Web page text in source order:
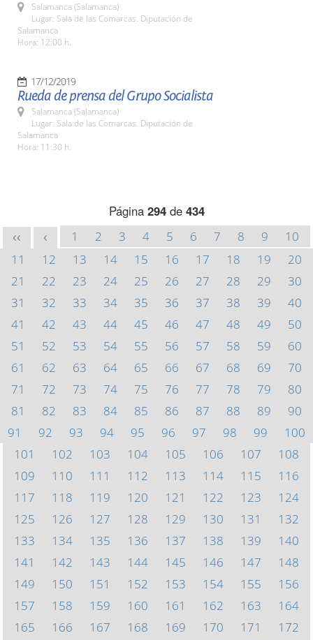
Salamanca (Salamanca)
Lugar: Sala de las Comarcas. Diputación de
Salamanca
Hora: 12:00 h.
17/12/2019
Rueda de prensa del Grupo Socialista
Salamanca (Salamanca)
Lugar: Sala de las Comarcas. Diputación de
Salamanca
Hora: 11:30 h.
Página 294de 434
<< < 1 2 3 4 5 6 7 8 9
10
11
12 13 14 15 16 17 18 19
20
21
22 23 24 25 26 27 28 29
30
31
32 33 34 35 36 37 38 39
40
41
42 43 44 45 46 47 48 49
50
51
52 53 54 55 56 57 58 59
60
61
62 63 64 65 66 67 68 69
70
71
72 73 74 75 76 77 78 79
80
81
82 83 84 85 86 87 88 89
90
91
92 93 94 95 96 97 98 99
100
101
102 103 104 105 106 107
108
109
110 111 112 113 114 115
116
117
118 119 120 121 122 123
124
125
126 127 128 129 130 131
132
133
134 135 136 137 138 139
140
141
142 143 144 145 146 147
148
149
150 151 152 153 154 155
156
157
158 159 160 161 162 163
164
165
166 167 168 169 170 171
172